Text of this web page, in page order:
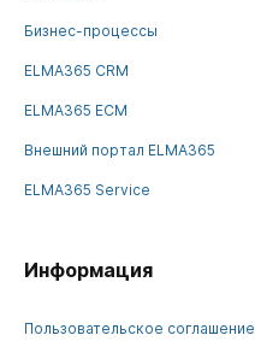
Бизнес-процессы
ELMA365 CRM
ELMA365 ECM
Внешний портал ELMA365
ELMA365 Service
Информация
Пользовательское соглашение